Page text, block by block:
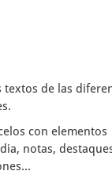
textos de las
con elementos
notas,